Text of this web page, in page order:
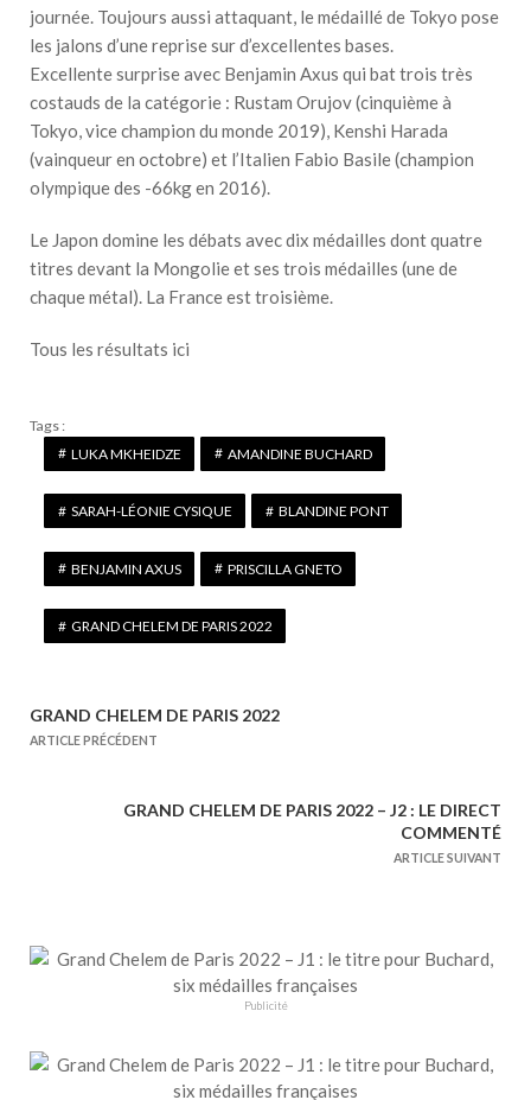
journée. Toujours aussi attaquant, le médaillé de Tokyo pose
les jalons d’une reprise sur d’excellentes bases.
Excellente surprise avec Benjamin Axus qui bat trois très
costauds de la catégorie : Rustam Orujov (cinquième à
Tokyo, vice champion du monde 2019), Kenshi Harada
(vainqueur en octobre) et l’Italien Fabio Basile (champion
olympique des -66kg en 2016).
Le Japon domine les débats avec dix médailles dont quatre
titres devant la Mongolie et ses trois médailles (une de
chaque métal). La France est troisième.
Tous les résultats ici
Tags :
LUKA MKHEIDZE
AMANDINE BUCHARD
SARAH-LÉONIE CYSIQUE BLANDINE PONT
BENJAMIN AXUS PRISCILLA GNETO
GRAND CHELEM DE PARIS 2022
N
i
d
e
GRAND CHELEM DE PARIS 2022
ARTICLE PRÉCÉDENT
GRAND CHELEM DE PARIS 2022 – J2 : LE DIRECT
COMMENTÉ
ARTICLE SUIVANT
Publicité